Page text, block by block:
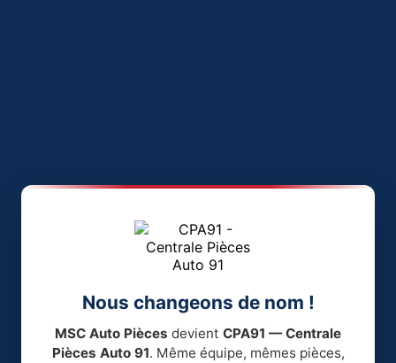
Nous changeons de nom !
MSC Auto Pièces devient CPA91 — Centrale
Pièces Auto 91. Même équipe, mêmes pièces,